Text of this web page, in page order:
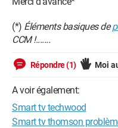
(*) Éléments basiques de
CCM !.......
Répondre (1) Moi
A voir également:
Smart tv techwood
Smart tv thomson